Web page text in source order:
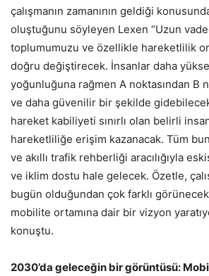
çalışmanın zamanının geldiği
oluştuğunu söyleyen Lexen “Uzun
toplumumuzu ve özellikle hareketlilik
doğru değiştirecek. İnsanlar daha
yoğunluğuna rağmen A noktasından B
ve daha güvenilir bir şekilde
hareket kabiliyeti sınırlı olan belirli
hareketliliğe erişim kazanacak. Tüm
ve akıllı trafik rehberliği aracılığıyla
ve iklim dostu hale gelecek. Özetle,
bugün olduğundan çok farklı
mobilite ortamına dair bir vizyon
konuştu.
2030’da geleceğin bir görüntüsü: